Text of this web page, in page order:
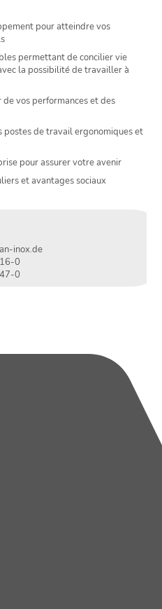
pour atteindre vos
permettant de concilier vie
la possibilité de travailler à
vos performances et des
postes de travail ergonomiques et
pour assurer votre avenir
et avantages sociaux
inox.de
0
0